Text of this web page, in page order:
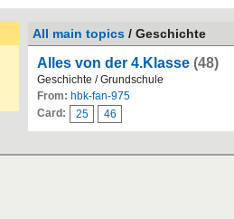
All main topics / Geschichte
Alles von der 4.Klasse (48)
Geschichte / Grundschule
From: hbk-fan-975
Card:
25 46